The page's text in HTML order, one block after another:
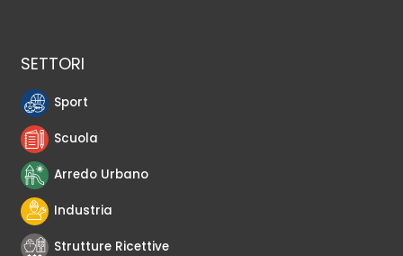
SETTORI
Sport
Scuola
Arredo Urbano
Industria
Strutture Ricettive